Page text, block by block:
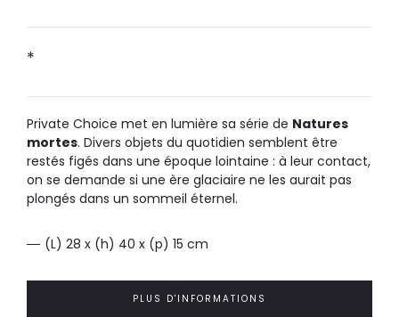
*
Private Choice met en lumière sa série de Natures
mortes. Divers objets du quotidien semblent être
restés figés dans une époque lointaine : à leur contact,
on se demande si une ère glaciaire ne les aurait pas
plongés dans un sommeil éternel.
(L) 28 x (h) 40 x (p) 15 cm
PLUS D'INFORMATIONS